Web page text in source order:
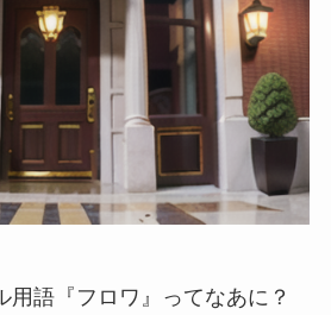
用語『フロワ』ってなあに？